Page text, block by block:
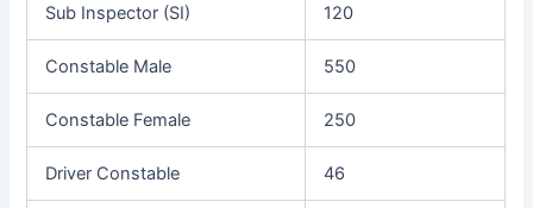
Sub Inspector (SI) 120
Constable Male 550
Constable Female 250
Driver Constable 46